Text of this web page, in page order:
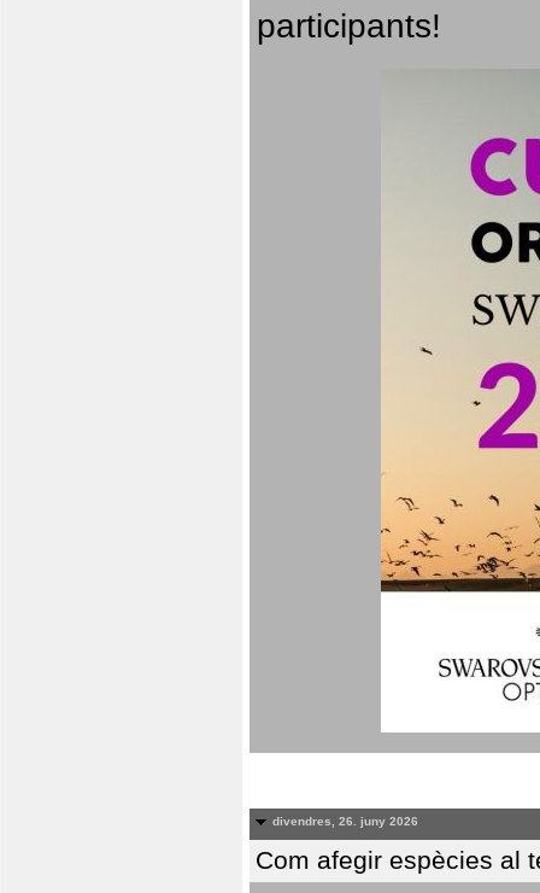
participants!
divendres, 26. juny 2026
Com afegir espècies al